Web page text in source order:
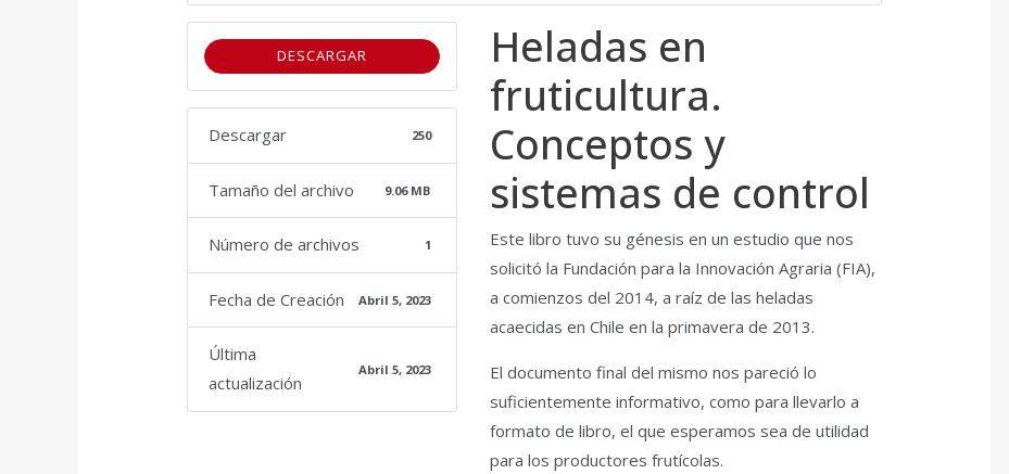
DESCARGAR
Descargar 250
Tamaño del archivo 9.06 MB
Número de archivos 1
Fecha de Creación Abril 5, 2023
Última
actualización
Abril 5, 2023
Heladas en
fruticultura.
Conceptos y
sistemas de control
Este libro tuvo su génesis en un estudio que nos
solicitó la Fundación para la Innovación Agraria (FIA),
a comienzos del 2014, a raíz de las heladas
acaecidas en Chile en la primavera de 2013.
El documento final del mismo nos pareció lo
suficientemente informativo, como para llevarlo a
formato de libro, el que esperamos sea de utilidad
para los productores frutícolas.